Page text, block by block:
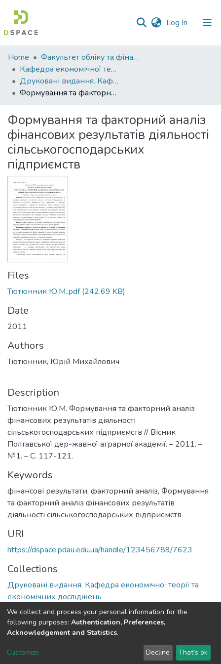
Log In (current)
Communities
&
Collections
All of DSpace
Statistics
Home
Факультет обліку та фінансів
Кафедра економічної теорії та економічних досліджень
Друковані видання. Кафедра економічної теорії та економічних досліджень
Формування та факторний аналіз фінансових результатів діяльності сільськогосподарських підприємств
Формування та факторний аналіз
фінансових результатів діяльності
сільськогосподарських
підприємств
Files
Тютюнник Ю.М..pdf(242.69 KB)
Date
2011
Authors
Тютюнник, Юрій Михайлович
Description
Тютюнник Ю.М. Формування та факторний аналіз
фінансових результатів діяльності
сільськогосподарських підприємств // Вісник
Полтавської дер-жавної аграрної академії. – 2011. –
№1. – С. 117-121.
Keywords
фінансові результати, факторний аналіз, Формування
та факторний аналіз фінансових результатів
діяльності сільськогосподарських підприємств
URI
https://dspace.pdau.edu.ua/handle/123456789/7623
Collections
Друковані видання. Кафедра економічної теорії та
економічних досліджень
Full item page
DSpace software copyright © 2002-2026 LYRASIS
Send Feedback
We collect and process your personal information for the
following purposes: Authentication, Preferences,
Acknowledgement and Statistics.
Customize Decline That's ok